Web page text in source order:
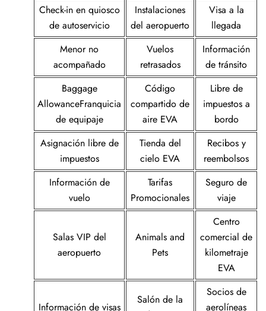
Check-in en quiosco
de autoservicio
Instalaciones
del aeropuerto
Visa a la
llegada
Menor no
acompañado
Vuelos
retrasados
Información
de tránsito
Baggage
AllowanceFranquicia
de equipaje
Código
compartido de
aire EVA
Libre de
impuestos a
bordo
Asignación libre de
impuestos
Tienda del
cielo EVA
Recibos y
reembolsos
Información de
vuelo
Tarifas
Promocionales
Seguro de
viaje
Salas VIP del
aeropuerto
Animals and
Pets
Centro
comercial de
kilometraje
EVA
Información de visas
Salón de la
Socios de
aerolíneas